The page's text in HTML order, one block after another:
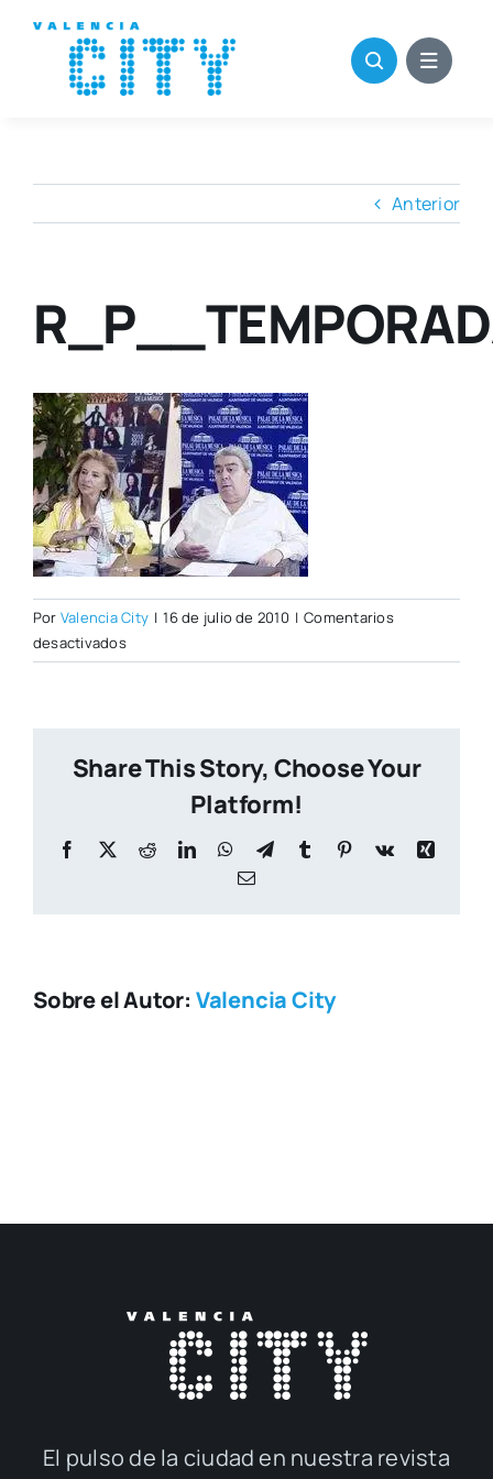
contenido
Anterior
Por Valencia City | 16 de julio de 2010 | Comentarios
desactivadosen
Share This Story, Choose Your
Platform!
Facebook
X RedditLinkedInWhatsApp
TelegramTumblr Pinterest
Vk
Xing
Correo
Sobre el Autor: Valencia City
El pul­so de la ciu­dad en nues­tra revis­ta